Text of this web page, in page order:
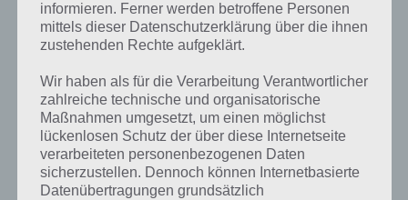
2 Fußballspieler – Stoßen mit Köpfen
zusammen
Bekannte
Person
Zidane
Halsband
Future
Mann – rote Haare und oranger
Pullover – Raumschiff
Figur
Captain
Kirk
Im Vordergrund Art Reißverschluss und
im Hintergrund Rasen
Figur Chewbacca
informieren. Ferner werden betroffene Personen
mittels dieser Datenschutzerklärung über die ihnen
zustehenden Rechte aufgeklärt.
Wir haben als für die Verarbeitung Verantwortlicher
zahlreiche technische und organisatorische
Maßnahmen umgesetzt, um einen möglichst
lückenlosen Schutz der über diese Internetseite
verarbeiteten personenbezogenen Daten
sicherzustellen. Dennoch können Internetbasierte
Datenübertragungen grundsätzlich